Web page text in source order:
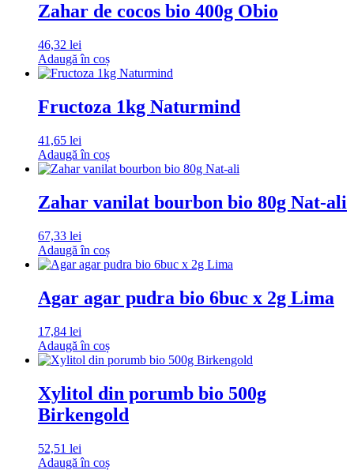
Zahar de cocos bio 400g Obio
46,32 lei
Adaugă în coș
Fructoza 1kg Naturmind
41,65 lei
Adaugă în coș
Zahar vanilat bourbon bio 80g Nat-ali
67,33 lei
Adaugă în coș
Agar agar pudra bio 6buc x 2g Lima
17,84 lei
Adaugă în coș
Xylitol din porumb bio 500g
Birkengold
52,51 lei
Adaugă în coș